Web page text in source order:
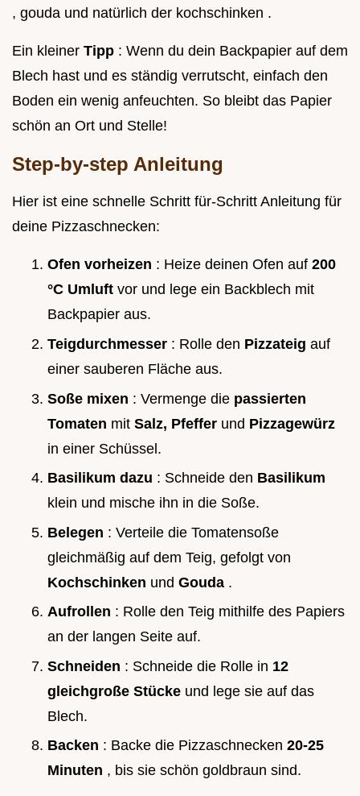
, gouda und natürlich der kochschinken .
Ein kleiner Tipp : Wenn du dein Backpapier auf dem
Blech hast und es ständig verrutscht, einfach den
Boden ein wenig anfeuchten. So bleibt das Papier
schön an Ort und Stelle!
Step-by-step Anleitung
Hier ist eine schnelle Schritt für-Schritt Anleitung für
deine Pizzaschnecken:
Ofen vorheizen : Heize deinen Ofen auf 200
°C Umluft vor und lege ein Backblech mit
Backpapier aus.
Teigdurchmesser : Rolle den Pizzateig auf
einer sauberen Fläche aus.
Soße mixen : Vermenge die passierten
Tomaten mit Salz, Pfeffer und Pizzagewürz
in einer Schüssel.
Basilikum dazu : Schneide den Basilikum
klein und mische ihn in die Soße.
Belegen : Verteile die Tomatensoße
gleichmäßig auf dem Teig, gefolgt von
Kochschinken und Gouda .
Aufrollen : Rolle den Teig mithilfe des Papiers
an der langen Seite auf.
Schneiden : Schneide die Rolle in 12
gleichgroße Stücke und lege sie auf das
Blech.
Backen : Backe die Pizzaschnecken 20-25
Minuten , bis sie schön goldbraun sind.